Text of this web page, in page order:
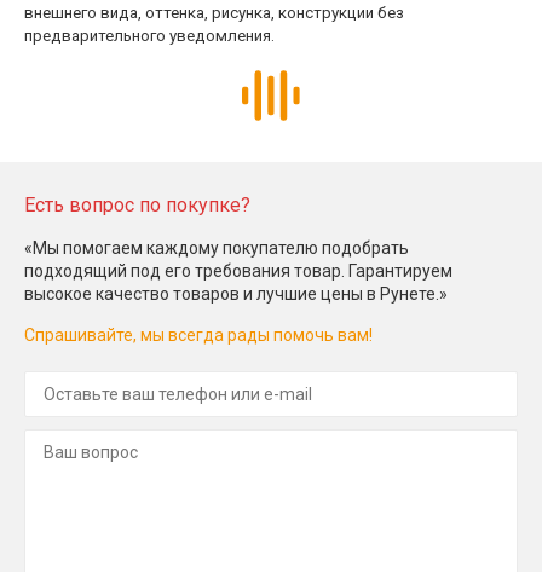
внешнего вида, оттенка, рисунка, конструкции без
предварительного уведомления.
Есть вопрос по покупке?
«Мы помогаем каждому покупателю подобрать
подходящий под его требования товар. Гарантируем
высокое качество товаров и лучшие цены в Рунете.»
Спрашивайте, мы всегда рады помочь вам!